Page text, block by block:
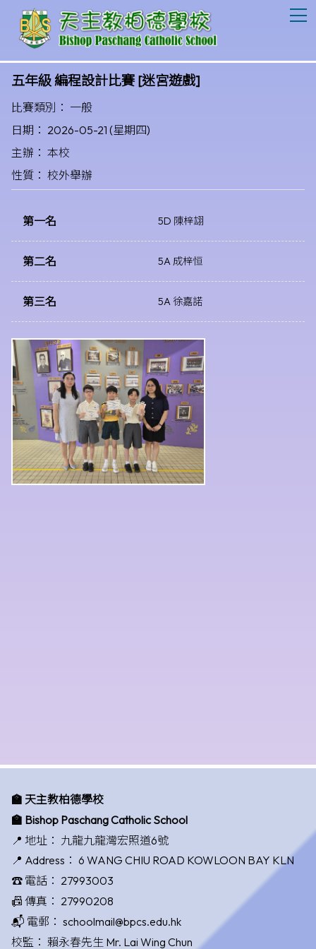
五年級 編程設計比賽 [迷宮遊戲]
比賽類別： 一般
日期： 2026-05-21 (星期四)
主辦： 本校
性質： 校外舉辦
第一名 5D 陳梓翃
第二名 5A 成梓恒
第三名 5A 徐嘉諾
🏫 天主教柏德學校
🏫 Bishop Paschang Catholic School
📍 地址： 九龍九龍灣宏照道6號
📍 Address： 6 WANG CHIU ROAD KOWLOON BAY KLN
☎️ 電話： 27993003
📠 傳真： 27990208
📬 電郵： schoolmail@bpcs.edu.hk
校監： 賴永春先生 Mr. Lai Wing Chun